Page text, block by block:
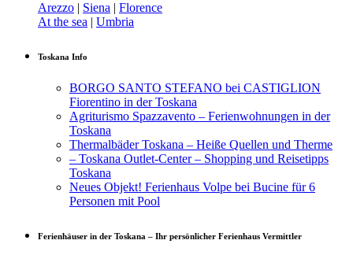
Arezzo | Siena | Florence
At the sea | Umbria
Toskana Info
BORGO SANTO STEFANO bei CASTIGLION
Fiorentino in der Toskana
Agriturismo Spazzavento – Ferienwohnungen in der
Toskana
Thermalbäder Toskana – Heiße Quellen und Therme
– Toskana Outlet-Center – Shopping und Reisetipps
Toskana
Neues Objekt! Ferienhaus Volpe bei Bucine für 6
Personen mit Pool
Ferienhäuser in der Toskana – Ihr persönlicher Ferienhaus Vermittler